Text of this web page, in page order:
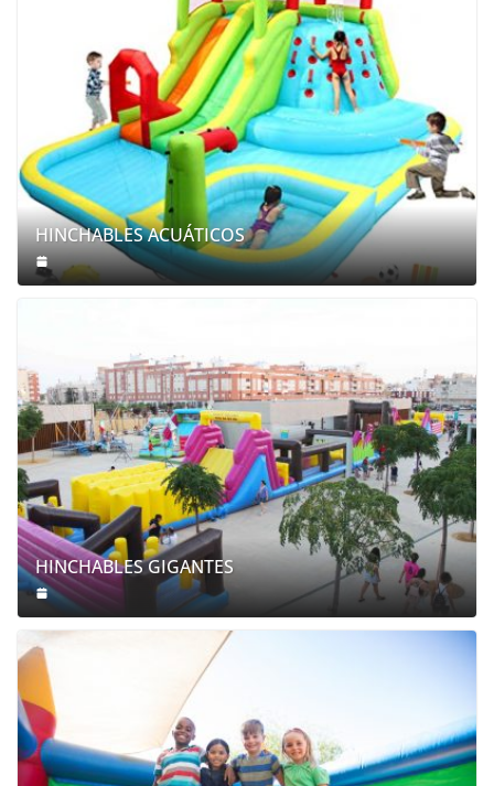
HINCHABLES ACUÁTICOS
HINCHABLES GIGANTES